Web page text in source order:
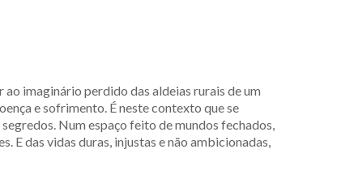
imaginário perdido das aldeias rurais de um
e sofrimento. É neste contexto que se
Num espaço feito de mundos fechados,
E das vidas duras, injustas e não ambicionadas,